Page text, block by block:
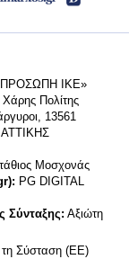
ΙΚΕ»
Πολίτης
13561
Μοσχονάς
PG DIGITAL
Σύνταξης: Αξιώτη
τη Σύσταση (ΕΕ)